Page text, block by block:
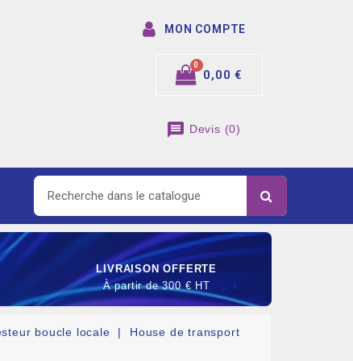
MON COMPTE
0,00 €
message Devis (0)
LIVRAISON OFFERTE
À partir de 300 € HT
boucle locale
House de transport